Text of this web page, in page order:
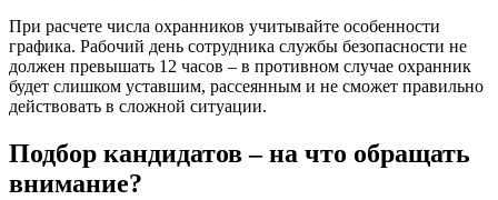
При расчете числа охранников учитывайте особенности
графика. Рабочий день сотрудника службы безопасности не
должен превышать 12 часов – в противном случае охранник
будет слишком уставшим, рассеянным и не сможет правильно
действовать в сложной ситуации.
Подбор кандидатов – на что обращать
внимание?